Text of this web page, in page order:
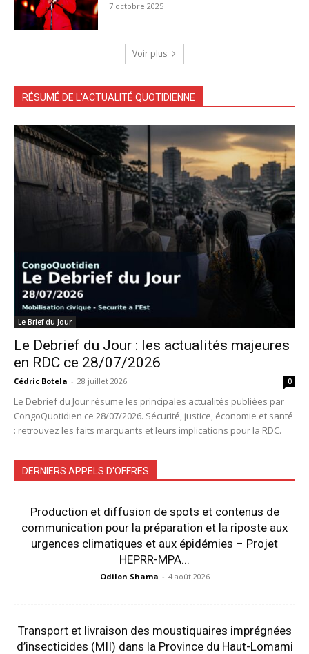
7 octobre 2025
Voir plus
RÉSUMÉ DE L'ACTUALITÉ QUOTIDIENNE
Le Brief du Jour
Le Debrief du Jour : les actualités majeures
en RDC ce 28/07/2026
Cédric Botela - 28 juillet 2026 0
Le Debrief du Jour résume les principales actualités publiées par
CongoQuotidien ce 28/07/2026. Sécurité, justice, économie et santé
: retrouvez les faits marquants et leurs implications pour la RDC.
DERNIERS APPELS D'OFFRES
Production et diffusion de spots et contenus de
communication pour la préparation et la riposte aux
urgences climatiques et aux épidémies – Projet
HEPRR-MPA...
Odilon Shama - 4 août 2026
Transport et livraison des moustiquaires imprégnées
d’insecticides (MII) dans la Province du Haut-Lomami